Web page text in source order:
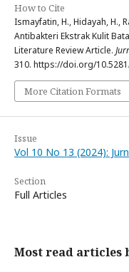
How to Cite
Ismayfatin, H., Hidayah, H.,
Antibakteri Ekstrak Kulit
Literature Review Article.
310. https://doi.org/
More Citation Formats
Issue
Vol 10 No 13 (2024):
Section
Full Articles
Most read articles